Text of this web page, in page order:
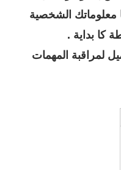
معلوماتك الشخصية
لمراقبة المهمات